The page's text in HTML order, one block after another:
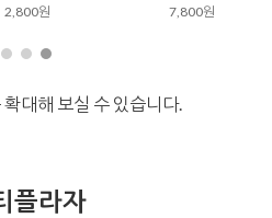
2,800원 7,800원
대해 보실 수 있습니다.
플라자